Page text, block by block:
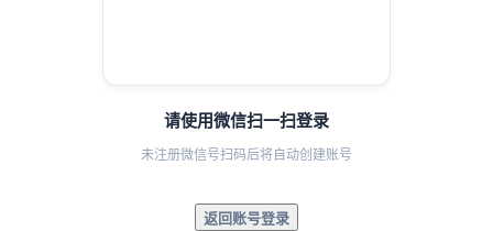
请使用微信扫一扫登录
未注册微信号扫码后将自动创建账号
返回账号登录